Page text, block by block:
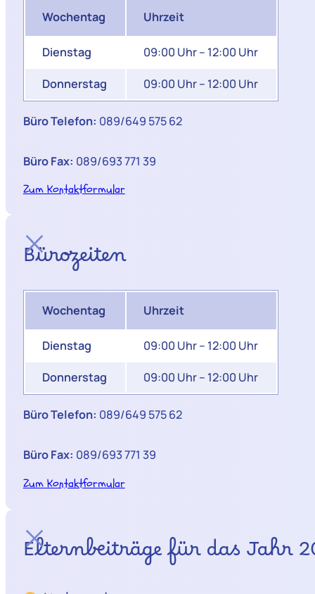
Wochentag Uhrzeit
Dienstag 09:00 Uhr – 12:00 Uhr
Donnerstag 09:00 Uhr – 12:00 Uhr
Büro Telefon: 089/649 575 62
Büro Fax: 089/693 771 39
Zum Kontaktformular
Bürozeiten
Wochentag Uhrzeit
Dienstag 09:00 Uhr – 12:00 Uhr
Donnerstag 09:00 Uhr – 12:00 Uhr
Büro Telefon: 089/649 575 62
Büro Fax: 089/693 771 39
Zum Kontaktformular
Elternbeiträge für das Jahr